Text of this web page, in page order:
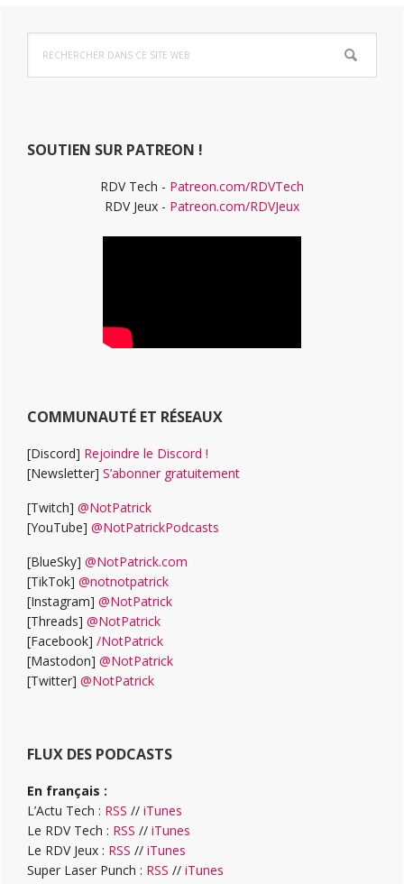
Barre
latérale
dans
ce
SOUTIEN SUR PATREON !
RDV Tech - Patreon.com/RDVTech
RDV Jeux - Patreon.com/RDVJeux
COMMUNAUTÉ ET RÉSEAUX
[Discord] Rejoindre le Discord !
[Newsletter] S’abonner gratuitement
[Twitch] @NotPatrick
[YouTube] @NotPatrickPodcasts
[BlueSky] @NotPatrick.com
[TikTok] @notnotpatrick
[Instagram] @NotPatrick
[Threads] @NotPatrick
[Facebook] /NotPatrick
[Mastodon] @NotPatrick
[Twitter] @NotPatrick
FLUX DES PODCASTS
En français :
L’Actu Tech : RSS // iTunes
Le RDV Tech : RSS // iTunes
Le RDV Jeux : RSS // iTunes
Super Laser Punch : RSS // iTunes